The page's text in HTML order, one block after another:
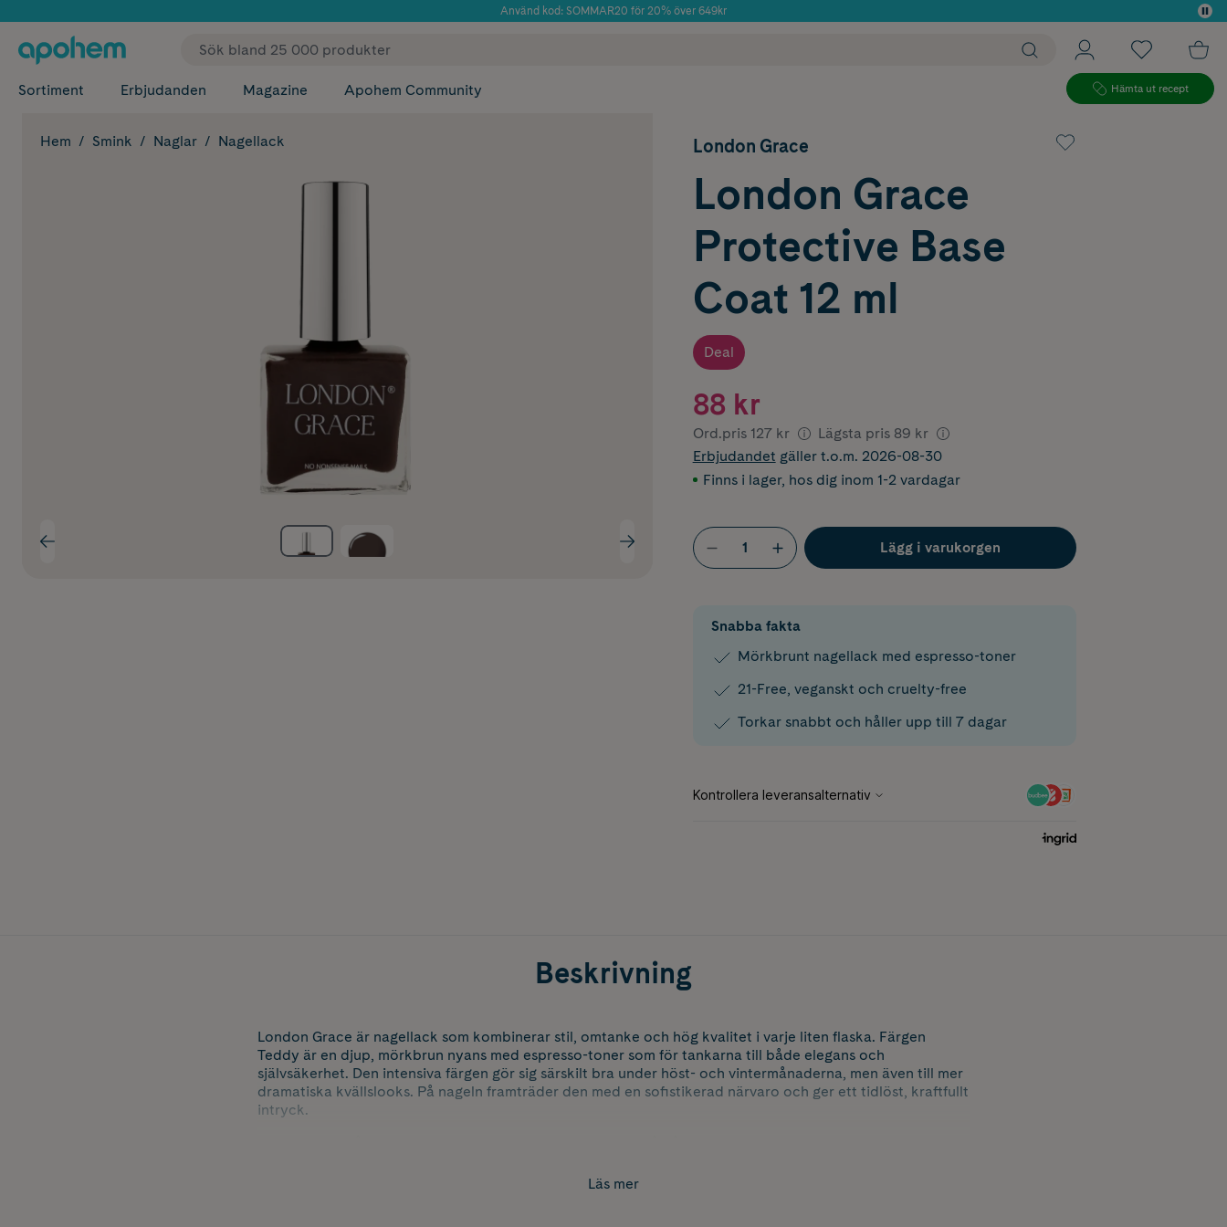
Använd kod: SOMMAR20 för 20% över 649kr
✓ Fri frakt
Sortiment Erbjudanden Magazine Apohem Community Hämta ut recept
Hem Smink Naglar Nagellack London Grace
London Grace
Protective Base
Coat 12 ml
Deal
88 kr
Ord.pris 127 kr Lägsta pris 89 kr
Erbjudandet gäller t.o.m. 2026-08-30
Finns i lager, hos dig inom 1-2 vardagar
Lägg i varukorgen
Snabba fakta
Mörkbrunt nagellack med espresso-toner
21-Free, veganskt och cruelty-free
Torkar snabbt och håller upp till 7 dagar
Beskrivning
London Grace är nagellack som kombinerar stil, omtanke och hög kvalitet i varje liten flaska. Färgen
Teddy är en djup, mörkbrun nyans med espresso-toner som för tankarna till både elegans och
självsäkerhet. Den intensiva färgen gör sig särskilt bra under höst- och vintermånaderna, men även till mer
dramatiska kvällslooks. På nageln framträder den med en sofistikerad närvaro och ger ett tidlöst, kraftfullt
intryck.
från 21 potentiellt skadliga ämnen som bland annat formaldehyd, toluen, kamfer, ftalater och parabener.
Läs mer